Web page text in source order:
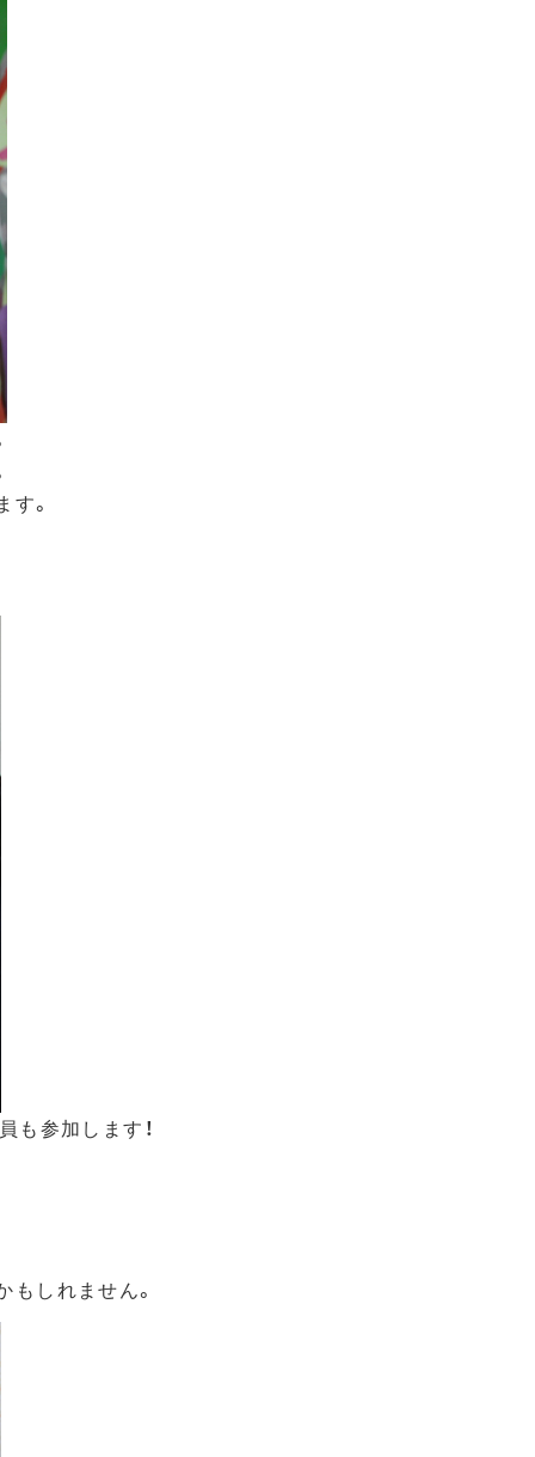
。
も参加します！
しれません。